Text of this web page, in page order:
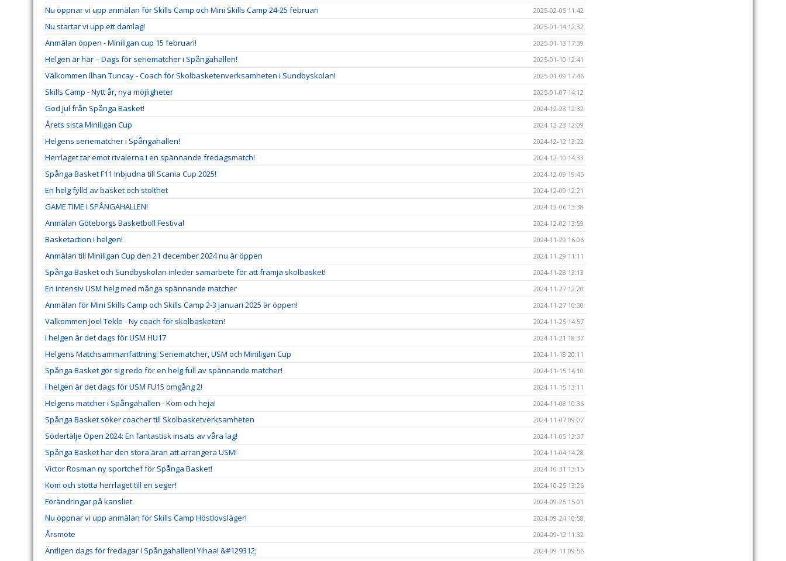
Nu öppnar vi upp anmälan för Skills Camp och Mini Skills Camp 24-25 februari 2025-02-05 11:42
Nu startar vi upp ett damlag! 2025-01-14 12:32
Anmälan öppen - Miniligan cup 15 februari! 2025-01-13 17:39
Helgen är här – Dags för seriematcher i Spångahallen! 2025-01-10 12:41
Välkommen Ilhan Tuncay - Coach för Skolbasketenverksamheten i Sundbyskolan! 2025-01-09 17:46
Skills Camp - Nytt år, nya möjligheter 2025-01-07 14:12
God Jul från Spånga Basket! 2024-12-23 12:32
Årets sista Miniligan Cup 2024-12-23 12:09
Helgens seriematcher i Spångahallen! 2024-12-12 13:22
Herrlaget tar emot rivalerna i en spännande fredagsmatch! 2024-12-10 14:33
Spånga Basket F11 Inbjudna till Scania Cup 2025! 2024-12-09 19:45
En helg fylld av basket och stolthet 2024-12-09 12:21
GAME TIME I SPÅNGAHALLEN! 2024-12-06 13:38
Anmälan Göteborgs Basketboll Festival 2024-12-02 13:59
Basketaction i helgen! 2024-11-29 16:06
Anmälan till Miniligan Cup den 21 december 2024 nu är öppen 2024-11-29 11:11
Spånga Basket och Sundbyskolan inleder samarbete för att främja skolbasket! 2024-11-28 13:13
En intensiv USM helg med många spännande matcher 2024-11-27 12:20
Anmälan för Mini Skills Camp och Skills Camp 2-3 januari 2025 är öppen! 2024-11-27 10:30
Välkommen Joel Tekle - Ny coach för skolbasketen! 2024-11-25 14:57
I helgen är det dags för USM HU17 2024-11-21 18:37
Helgens Matchsammanfattning: Seriematcher, USM och Miniligan Cup 2024-11-18 20:11
Spånga Basket gör sig redo för en helg full av spännande matcher! 2024-11-15 14:10
I helgen är det dags för USM FU15 omgång 2! 2024-11-15 13:11
Helgens matcher i Spångahallen - Kom och heja! 2024-11-08 10:36
Spånga Basket söker coacher till Skolbasketverksamheten 2024-11-07 09:07
Södertälje Open 2024: En fantastisk insats av våra lag! 2024-11-05 13:37
Spånga Basket har den stora äran att arrangera USM! 2024-11-04 14:28
Victor Rosman ny sportchef för Spånga Basket! 2024-10-31 13:15
Kom och stötta herrlaget till en seger! 2024-10-25 13:26
Förändringar på kansliet 2024-09-25 15:01
Nu öppnar vi upp anmälan för Skills Camp Höstlovsläger! 2024-09-24 10:58
Årsmöte 2024-09-12 11:32
Äntligen dags för fredagar i Spångahallen! Yihaa! &#129312; 2024-09-11 09:56